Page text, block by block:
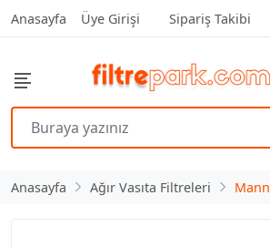
Anasayfa Üye Girişi Sipariş Takibi
Anasayfa Ağır Vasıta Filtreleri Mann